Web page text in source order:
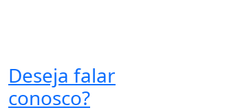
Deseja falar
conosco?